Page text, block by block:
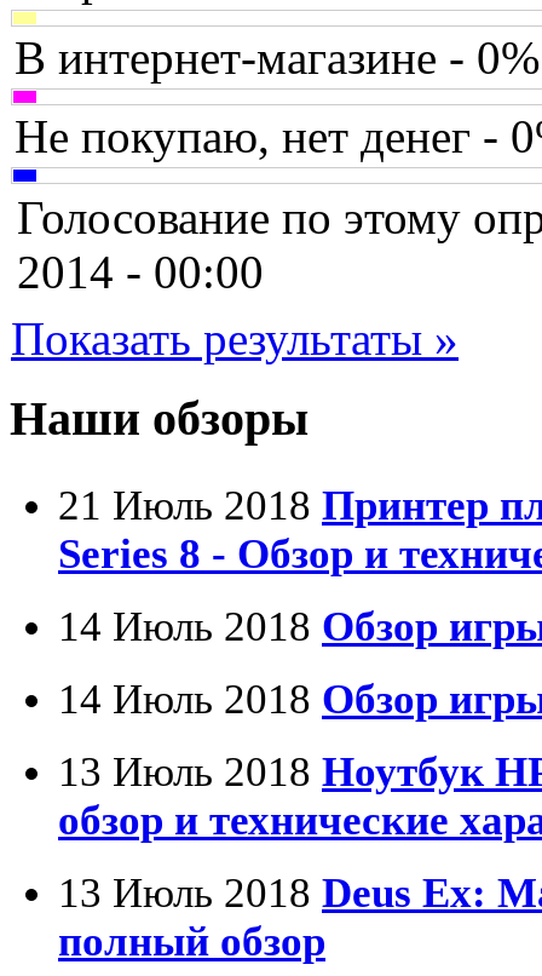
Canyon
Cbr
Chicony
Codegen
Cooler master
Cube
Cyborg
Datex
Dell(6)
Dex
Everest(17)
Firtech
Flyper
Foxconn
Fujitsu
G-cube
Gelezka(4)
В интернет-магазине - 0%
Не покупаю, нет денег -
Голосование по этому
2014 - 00:00
Показать результаты »
Наши обзоры
21 Июль 2018 Принтер
Series 8 - Обзор и
14 Июль 2018 Обзор
14 Июль 2018 Обзор
13 Июль 2018 Ноутбук
обзор и технические
13 Июль 2018 Deus Ex:
полный обзор